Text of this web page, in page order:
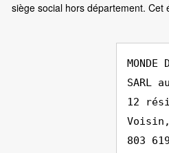
siège social hors département. Cet
MONDE
SARL
12
Voisin,
803